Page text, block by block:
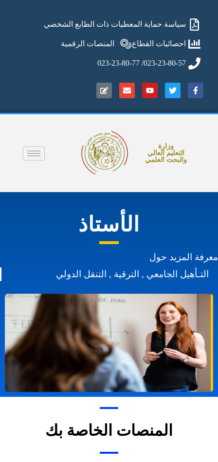
سياسة حماية المعطيات ذات الطابع الشخصي
احصائيات القطاع المنصات الرقمية
023-23-80-57/ 023-23-80-77
وزارة
التعليم العالي
والبحث العلمي
الأستاذ
المزيد حول
التـأهيل الجامعي , الترقية , التنقل الدولي
المنصات الخاصة بك